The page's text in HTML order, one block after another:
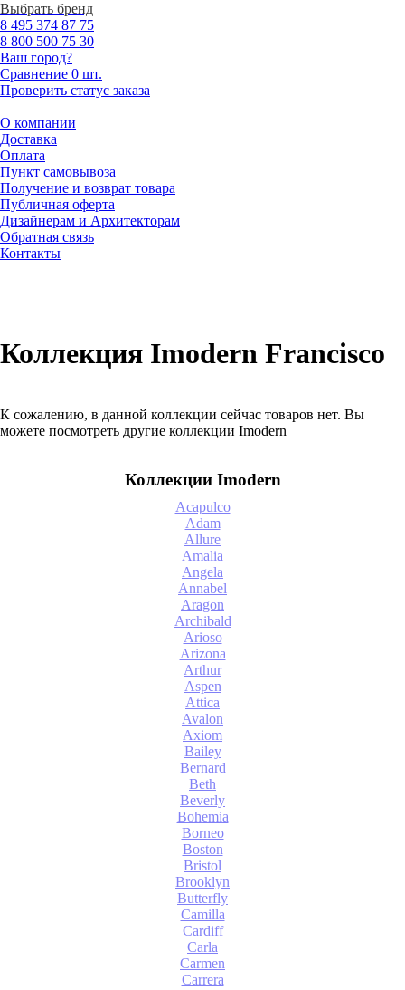
Выбрать бренд
8 495 374 87 75
8 800 500 75 30
Ваш город?
Сравнение 0 шт.
Проверить статус заказа
О компании
Доставка
Оплата
Пункт самовывоза
Получение и возврат товара
Публичная оферта
Дизайнерам и Архитекторам
Обратная связь
Контакты
Коллекция Imodern Francisco
К сожалению, в данной коллекции сейчас товаров нет. Вы
можете посмотреть другие коллекции Imodern
Коллекции Imodern
Acapulco
Adam
Allure
Amalia
Angela
Annabel
Aragon
Archibald
Arioso
Arizona
Arthur
Aspen
Attica
Avalon
Axiom
Bailey
Bernard
Beth
Beverly
Bohemia
Borneo
Boston
Bristol
Brooklyn
Butterfly
Camilla
Cardiff
Carla
Carmen
Carrera